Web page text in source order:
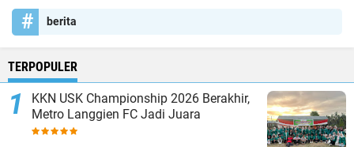
berita
TERPOPULER
KKN USK Championship 2026 Berakhir,
Metro Langgien FC Jadi Juara